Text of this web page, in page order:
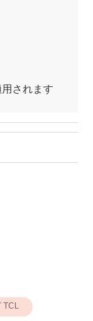
されます
TCL